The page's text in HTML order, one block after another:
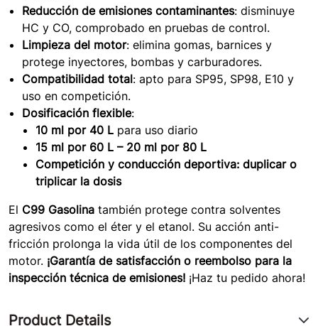
Reducción de emisiones contaminantes: disminuye
HC y CO, comprobado en pruebas de control.
Limpieza del motor: elimina gomas, barnices y
protege inyectores, bombas y carburadores.
Compatibilidad total: apto para SP95, SP98, E10 y
uso en competición.
Dosificación flexible:
10 ml por 40 L para uso diario
15 ml por 60 L – 20 ml por 80 L
Competición y conducción deportiva: duplicar o
triplicar la dosis
El C99 Gasolina también protege contra solventes
agresivos como el éter y el etanol. Su acción anti-
fricción prolonga la vida útil de los componentes del
motor. ¡Garantía de satisfacción o reembolso para la
inspección técnica de emisiones! ¡Haz tu pedido ahora!
Product Details